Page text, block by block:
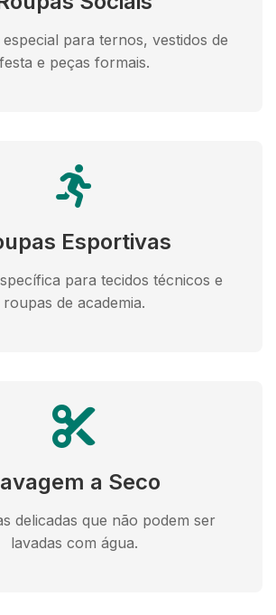
para ternos, vestidos de
festa e peças formais.
Esportivas
para tecidos técnicos e
roupas de academia.
a Seco
delicadas que não podem ser
lavadas com água.